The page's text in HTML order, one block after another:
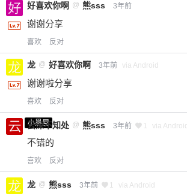
好喜欢你啊 @ 熊sss 3年前
谢谢分享
喜欢 反对
龙 @ 好喜欢你啊 3年前 via Android
谢谢啦分享
喜欢 反对
小黑屋
云深不知处 @ 熊sss 3年前 1 via Android
不错的
喜欢 反对
龙 @ 熊sss 3年前 1 via Android